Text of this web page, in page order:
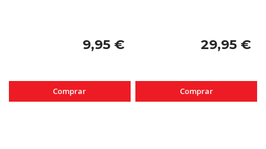
9,95 €
Comprar
29,95 €
Comprar